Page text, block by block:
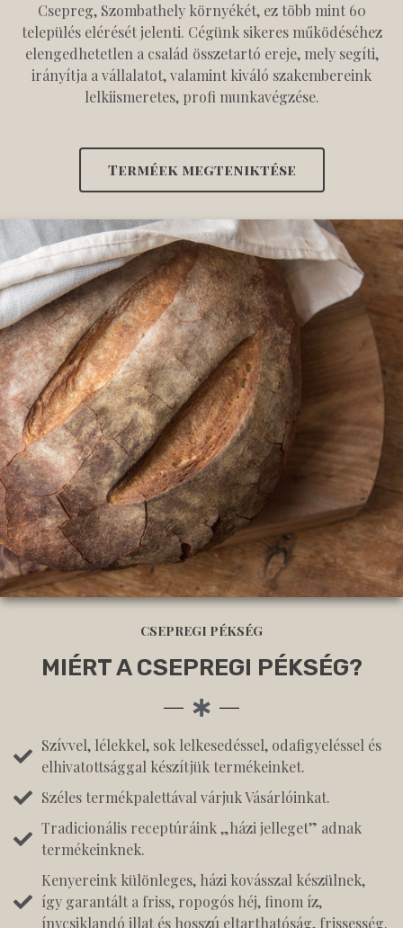
Csepreg, Szombathely környékét, ez több mint 60
település elérését jelenti. Cégünk sikeres működéséhez
elengedhetetlen a család összetartó ereje, mely segíti,
irányítja a vállalatot, valamint kiváló szakembereink
lelkiismeretes, profi munkavégzése.
Terméek megteniktése
CSEPREGI PÉKSÉG
MIÉRT A CSEPREGI PÉKSÉG?
Szívvel, lélekkel, sok lelkesedéssel, odafigyeléssel és
elhivatottsággal készítjük termékeinket.
Széles termékpalettával várjuk Vásárlóinkat.
Tradicionális receptúráink „házi jelleget” adnak
termékeinknek.
Kenyereink különleges, házi kovásszal készülnek,
így garantált a friss, ropogós héj, finom íz,
ínycsiklandó illat és hosszú eltarthatóság, frissesség.